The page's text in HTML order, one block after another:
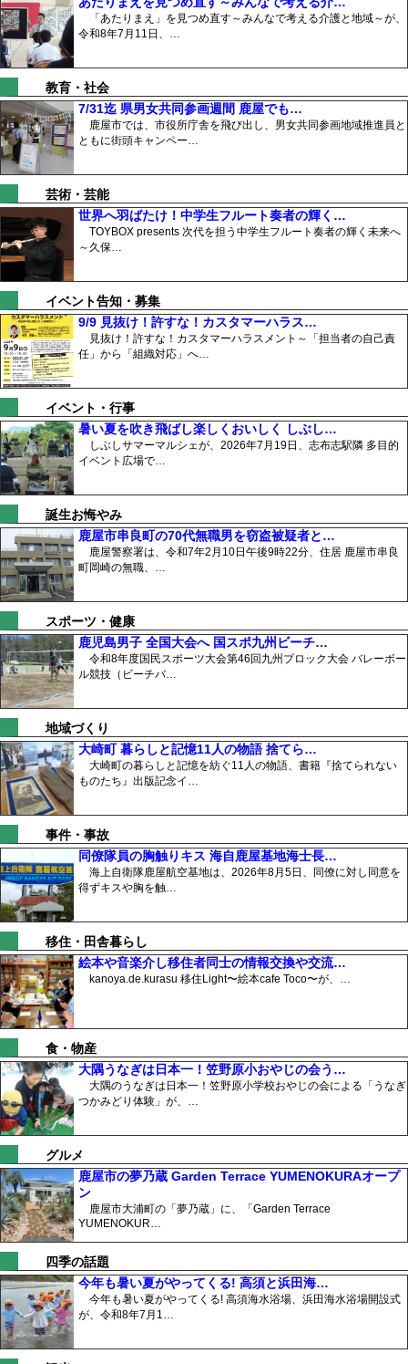
「あたりまえ」を見つめ直す～みんなで考える介護と地域～が、
令和8年7月11日、…
教育・社会
7/31迄 県男女共同参画週間 鹿屋でも…
鹿屋市では、市役所庁舎を飛び出し、男女共同参画地域推進員と
ともに街頭キャンペー…
芸術・芸能
世界へ羽ばたけ！中学生フルート奏者の輝く…
TOYBOX presents 次代を担う中学生フルート奏者の輝く未来へ
～久保…
イベント告知・募集
9/9 見抜け！許すな！カスタマーハラス…
見抜け！許すな！カスタマーハラスメント～「担当者の自己責
任」から「組織対応」へ…
イベント・行事
暑い夏を吹き飛ばし楽しくおいしく しぶし…
しぶしサマーマルシェが、2026年7月19日、志布志駅隣 多目的
イベント広場で…
誕生お悔やみ
鹿屋市串良町の70代無職男を窃盗被疑者と…
鹿屋警察署は、令和7年2月10日午後9時22分、住居 鹿屋市串良
町岡崎の無職、…
スポーツ・健康
鹿児島男子 全国大会へ 国スポ九州ビーチ…
令和8年度国民スポーツ大会第46回九州ブロック大会 バレーボー
ル競技（ビーチバ…
地域づくり
大崎町 暮らしと記憶11人の物語 捨てら…
大崎町の暮らしと記憶を紡ぐ11人の物語、書籍『捨てられない
ものたち』出版記念イ…
事件・事故
同僚隊員の胸触りキス 海自鹿屋基地海士長…
海上自衛隊鹿屋航空基地は、2026年8月5日、同僚に対し同意を
得ずキスや胸を触…
移住・田舎暮らし
絵本や音楽介し移住者同士の情報交換や交流…
kanoya.de.kurasu 移住Light〜絵本cafe Toco〜が、…
食・物産
大隅うなぎは日本一！笠野原小おやじの会う…
大隅のうなぎは日本一！笠野原小学校おやじの会による「うなぎ
つかみどり体験」が、…
グルメ
鹿屋市の夢乃蔵 Garden Terrace YUMENOKURAオープ
ン
鹿屋市大浦町の「夢乃蔵」に、「Garden Terrace
YUMENOKUR…
四季の話題
今年も暑い夏がやってくる! 高須と浜田海…
今年も暑い夏がやってくる! 高須海水浴場、浜田海水浴場開設式
が、令和8年7月1…